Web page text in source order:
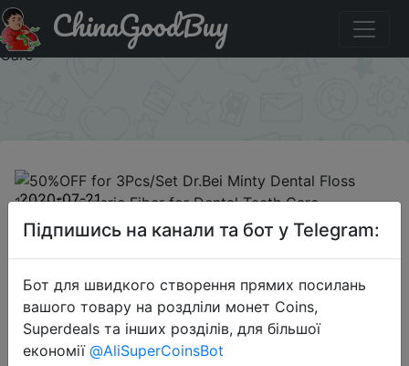
Код на знижку BGJULY264 50%OFF for 3Pcs/Set Dr.Bei
Minty Dental Floss 150m Polymeric Fiber for Dental Teeth
Care
ChinaGoodBuy
2020-07-21
50%OFF for 3Pcs/Set Dr.Bei Minty
Dental Floss 150m Polymeric Fiber
for Dental Teeth Care
$4.99
Підпишись на канали та бот у Telegram:
Бот для швидкого створення прямих посилань
вашого товару на роздліли монет Coins,
Superdeals та інших розділів, для більшої
економії @AliSuperCoinsBot